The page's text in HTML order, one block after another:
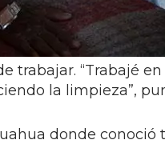
trabajar. “Trabajé
la limpieza”,
donde conoció